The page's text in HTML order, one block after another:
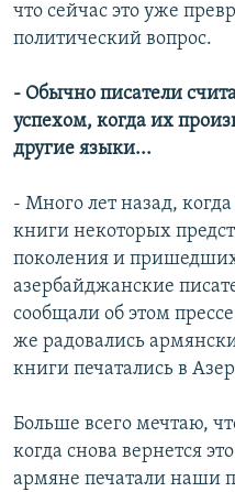
что сейчас это уже
политический вопрос.
- Обычно писатели
успехом, когда их
другие языки...
- Много лет назад,
книги некоторых
поколения и
азербайджанские
сообщали об этом
же радовались
книги печатались в
Больше всего мечтаю,
когда снова вернется
армяне печатали наши